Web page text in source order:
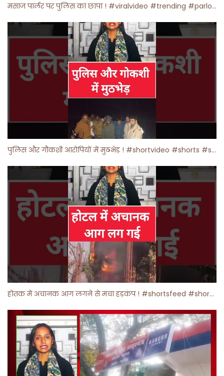
मसाज पार्लर पर पुलिस का छापा ! #viralvideo #trending #parlour
पुलिस और गौकशी आरोपियों में मुठभेड़ ! #shortvideo #shorts #shortsfeed
होतक में अचानक आग लगने से मचा हड़कंप ! #shortsfeed #shorts #viralshorts